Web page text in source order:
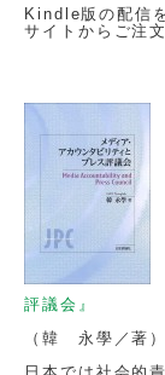
Kindle版の配信
サイトからご注
評議会』
（韓 永學／著）